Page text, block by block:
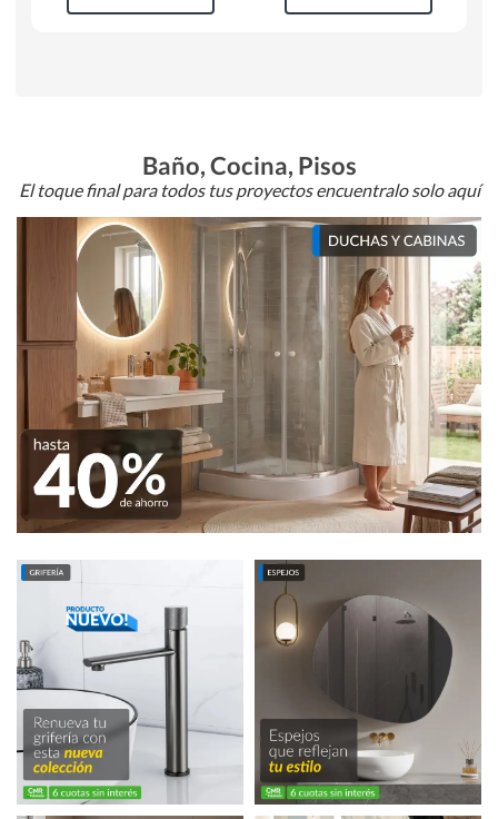
Baño, Cocina, Pisos
El toque final para todos tus proyectos encuentralo solo aquí